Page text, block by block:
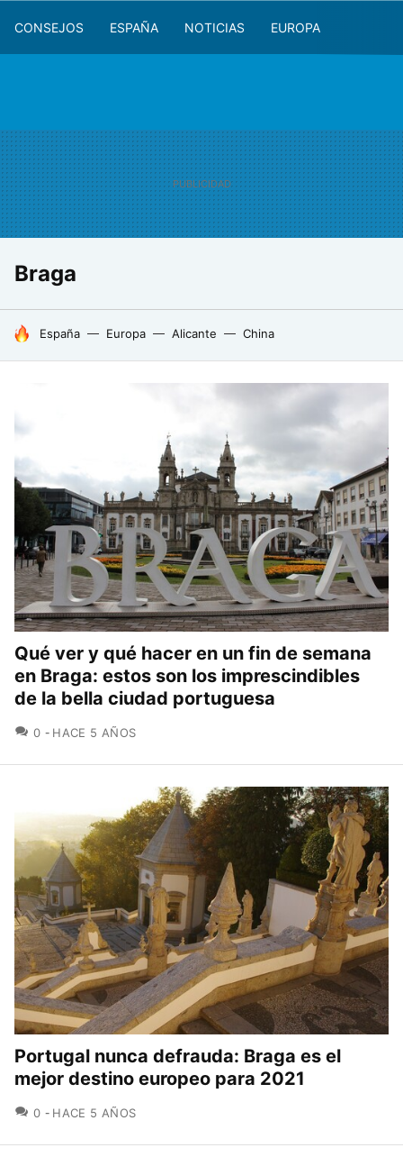
CONSEJOS ESPAÑA NOTICIAS EUROPA
Braga
HOY SE HABLA DE
España Europa Alicante China
Qué ver y qué hacer en un fin de semana
en Braga: estos son los imprescindibles
de la bella ciudad portuguesa
0 COMENTARIOS
HACE 5 AÑOS
Portugal nunca defrauda: Braga es el
mejor destino europeo para 2021
0 COMENTARIOS
HACE 5 AÑOS